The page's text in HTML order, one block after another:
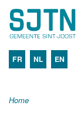
FR NL EN
Home